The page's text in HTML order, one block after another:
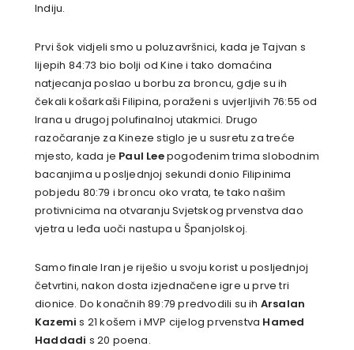
Indiju.
Prvi šok vidjeli smo u poluzavršnici, kada je Tajvan s
lijepih 84:73 bio bolji od Kine i tako domaćina
natjecanja poslao u borbu za broncu, gdje su ih
čekali košarkaši Filipina, poraženi s uvjerljivih 76:55 od
Irana u drugoj polufinalnoj utakmici. Drugo
razočaranje za Kineze stiglo je u susretu za treće
mjesto, kada je Paul Leepogođenim trima slobodnim
bacanjima u posljednjoj sekundi donio Filipinima
pobjedu 80:79 i broncu oko vrata, te tako našim
protivnicima na otvaranju Svjetskog prvenstva dao
vjetra u leđa uoči nastupa u Španjolskoj.
Samo finale Iran je riješio u svoju korist u posljednjoj
četvrtini, nakon dosta izjednačene igre u prve tri
dionice. Do konačnih 89:79 predvodili su ih Arsalan
Kazemi s 21 košem i MVP cijelog prvenstva Hamed
Haddadi s 20 poena.